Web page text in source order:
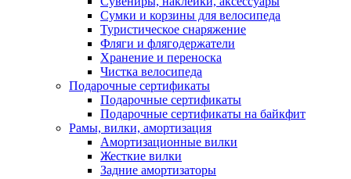
Сумки и корзины для велосипеда
Туристическое снаряжение
Фляги и флягодержатели
Хранение и переноска
Чистка велосипеда
Подарочные сертификаты
Подарочные сертификаты
Подарочные сертификаты на байкфит
Рамы, вилки, амортизация
Амортизационные вилки
Жесткие вилки
Задние амортизаторы